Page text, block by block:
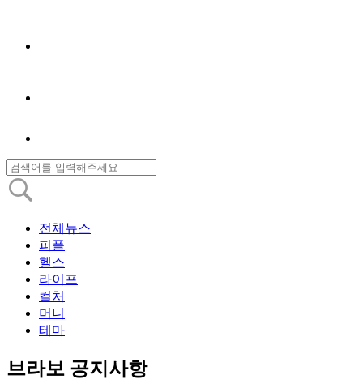
전체뉴스
피플
헬스
라이프
컬처
머니
테마
브라보 공지사항